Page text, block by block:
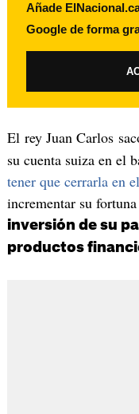
Añade
Google de forma
El rey Juan Carlos
su cuenta suiza en el
tener que cerrarla en
incrementar su
inversión de su
productos